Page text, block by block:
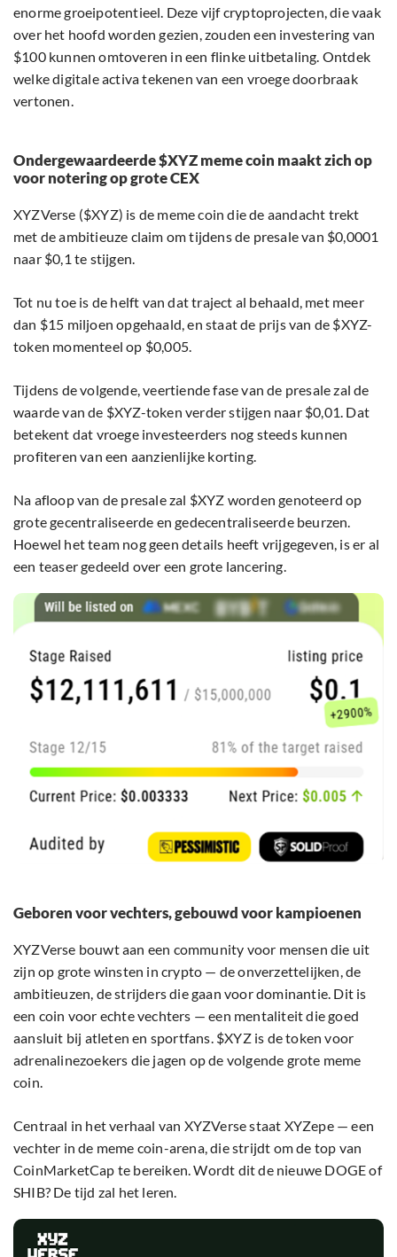
enorme groeipotentieel. Deze vijf cryptoprojecten, die vaak
over het hoofd worden gezien, zouden een investering van
$100 kunnen omtoveren in een flinke uitbetaling. Ontdek
welke digitale activa tekenen van een vroege doorbraak
vertonen.
Ondergewaardeerde $XYZ meme coin maakt zich op
voor notering op grote CEX
XYZVerse ($XYZ) is de meme coin die de aandacht trekt
met de ambitieuze claim om tijdens de presale van $0,0001
naar $0,1 te stijgen.
Tot nu toe is de helft van dat traject al behaald, met meer
dan $15 miljoen opgehaald, en staat de prijs van de $XYZ-
token momenteel op $0,005.
Tijdens de volgende, veertiende fase van de presale zal de
waarde van de $XYZ-token verder stijgen naar $0,01. Dat
betekent dat vroege investeerders nog steeds kunnen
profiteren van een aanzienlijke korting.
Na afloop van de presale zal $XYZ worden genoteerd op
grote gecentraliseerde en gedecentraliseerde beurzen.
Hoewel het team nog geen details heeft vrijgegeven, is er al
een teaser gedeeld over een grote lancering.
Geboren voor vechters, gebouwd voor kampioenen
XYZVerse bouwt aan een community voor mensen die uit
zijn op grote winsten in crypto — de onverzettelijken, de
ambitieuzen, de strijders die gaan voor dominantie. Dit is
een coin voor echte vechters — een mentaliteit die goed
aansluit bij atleten en sportfans. $XYZ is de token voor
adrenalinezoekers die jagen op de volgende grote meme
coin.
Centraal in het verhaal van XYZVerse staat XYZepe — een
vechter in de meme coin-arena, die strijdt om de top van
CoinMarketCap te bereiken. Wordt dit de nieuwe DOGE of
SHIB? De tijd zal het leren.